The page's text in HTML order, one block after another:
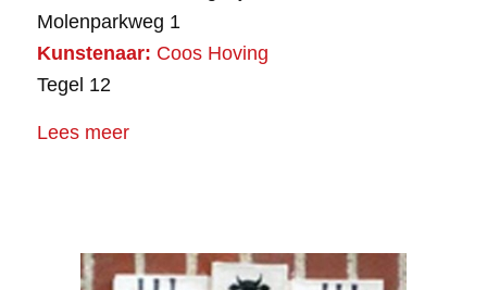
Molenparkweg 1
Kunstenaar: Coos Hoving
Tegel 12
Lees meer